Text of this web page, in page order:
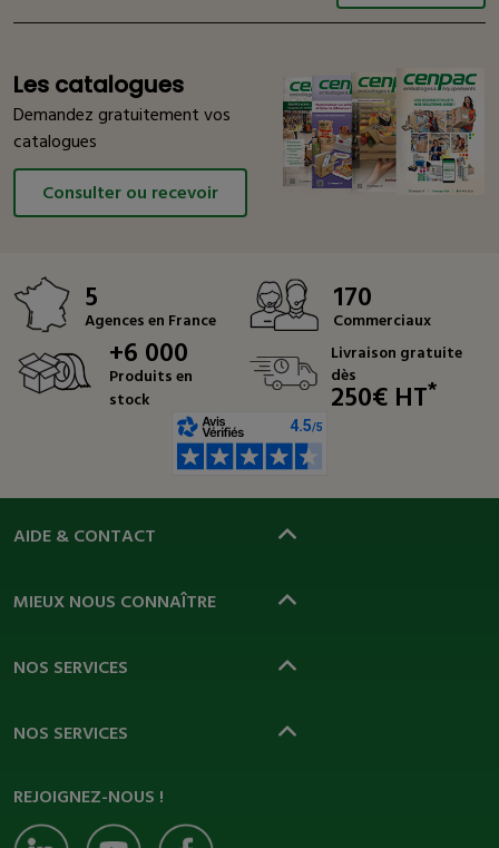
Les catalogues
Demandez gratuitement vos
catalogues
Consulter ou recevoir
5
Agences en France
170
Commerciaux
+6 000
Produits en
stock
Livraison gratuite
dès
250€ HT*
AIDE & CONTACT
MIEUX NOUS CONNAÎTRE
NOS SERVICES
NOS SERVICES
REJOIGNEZ-NOUS !